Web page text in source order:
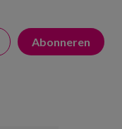
Abonneren